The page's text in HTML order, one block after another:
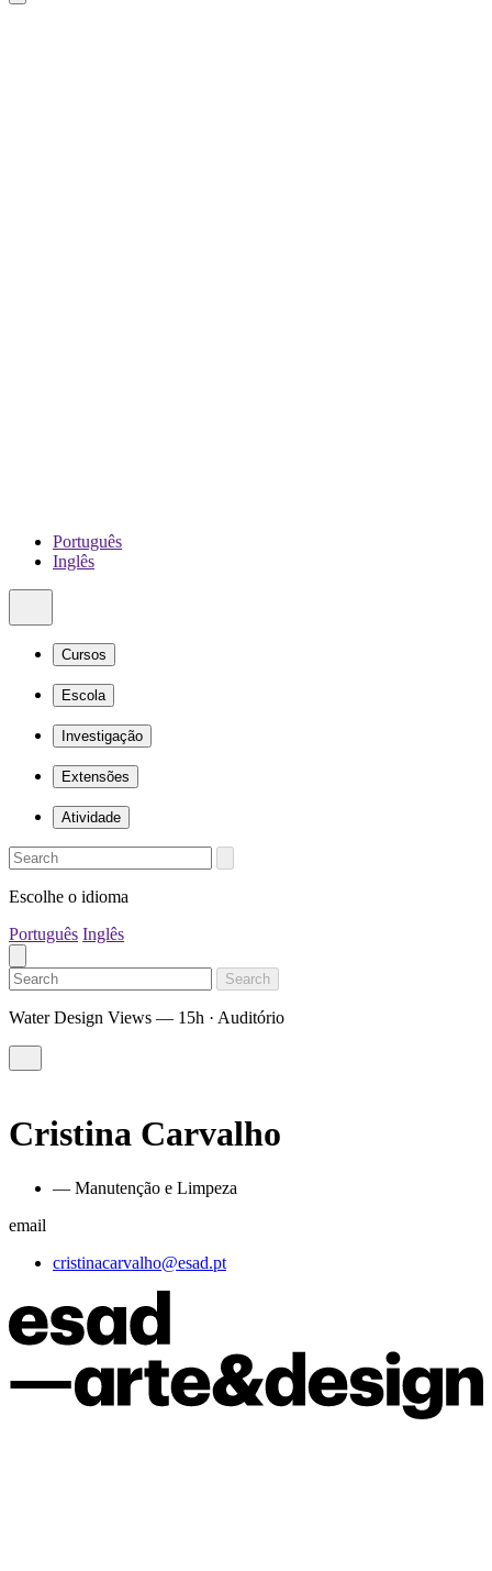
Português
Inglês
Cursos
Escola
Investigação
Extensões
Atividade
Escolhe o idioma
Português Inglês
Search
Water Design Views — 15h · Auditório
Cristina Carvalho
— Manutenção e Limpeza
email
cristinacarvalho@esad.pt